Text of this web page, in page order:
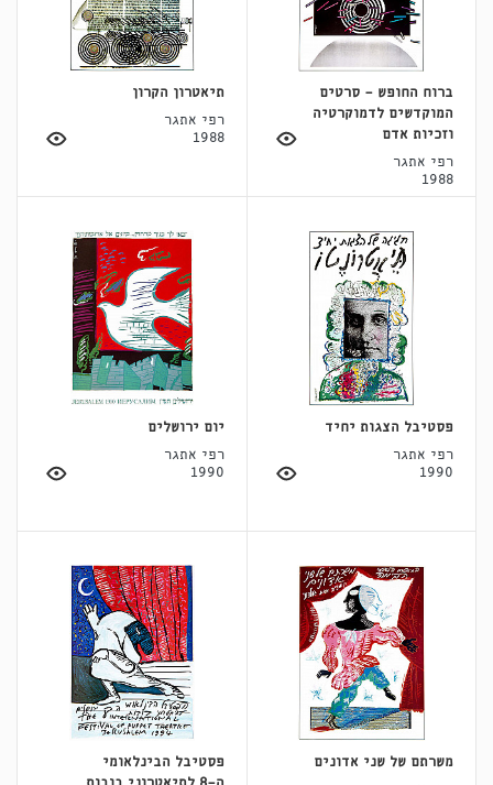
ברוח החופש - סרטים
המוקדשים לדמוקרטיה
וזכיות אדם
רפי אתגר
1988
תיאטרון הקרון
רפי אתגר
1988
פסטיבל הצגות יחיד
רפי אתגר
1990
יום ירושלים
רפי אתגר
1990
משרתם של שני אדונים
פסטיבל הבינלאומי